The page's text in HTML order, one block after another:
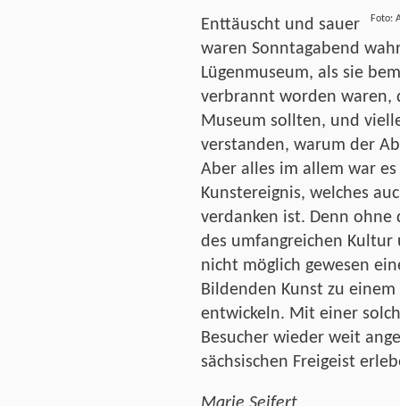
Foto:
Enttäuscht und sauer
waren Sonntagabend
Lügenmuseum, als sie
verbrannt worden waren,
Museum sollten, und
verstanden, warum der
Aber alles im allem war
Kunstereignis, welches
verdanken ist. Denn ohne
des umfangreichen Kultur
nicht möglich gewesen
Bildenden Kunst zu
entwickeln. Mit einer
Besucher wieder weit
sächsischen Freigeist